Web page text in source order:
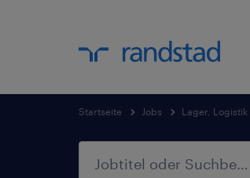
Startseite Jobs Lager,